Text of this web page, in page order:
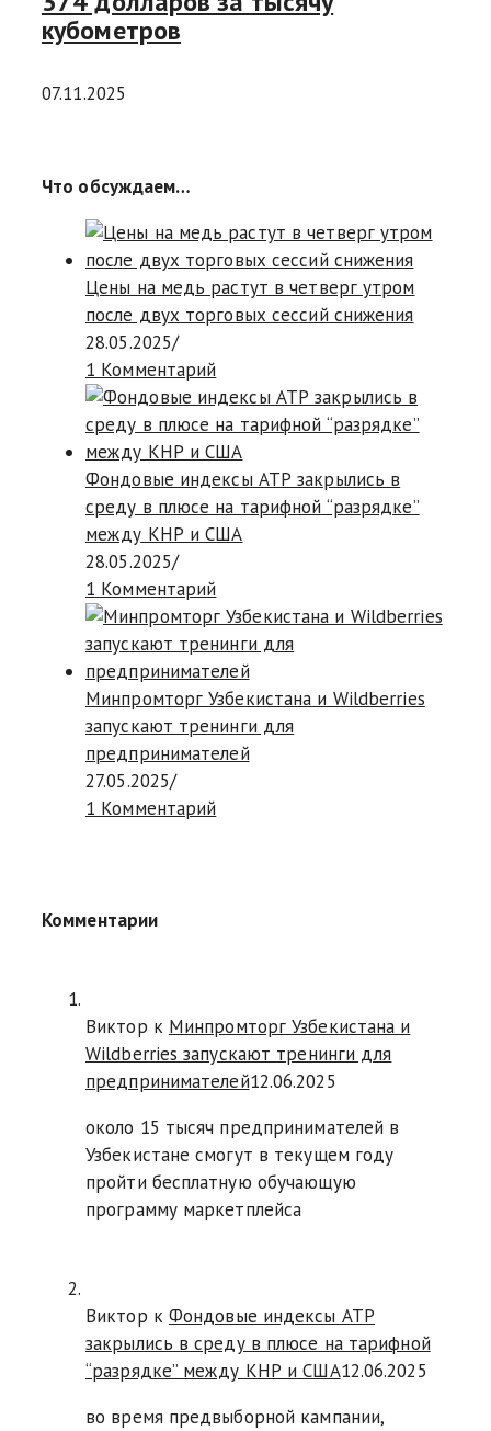
кубометров
07.11.2025
Что обсуждаем…
Цены на медь растут в четверг утром
после двух торговых сессий снижения
28.05.2025/
1 Комментарий
Фондовые индексы АТР закрылись в
среду в плюсе на тарифной “разрядке”
между КНР и США
28.05.2025/
1 Комментарий
Минпромторг Узбекистана и Wildberries
запускают тренинги для
предпринимателей
27.05.2025/
1 Комментарий
Комментарии
Виктор к Минпромторг Узбекистана и
Wildberries запускают тренинги для
предпринимателей12.06.2025
около 15 тысяч предпринимателей в
Узбекистане смогут в текущем году
пройти бесплатную обучающую
программу маркетплейса
Виктор к Фондовые индексы АТР
закрылись в среду в плюсе на тарифной
“разрядке” между КНР и США12.06.2025
во время предвыборной кампании,